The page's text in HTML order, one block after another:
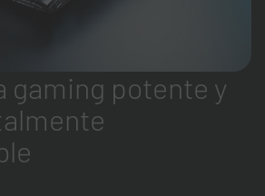
gaming potente y